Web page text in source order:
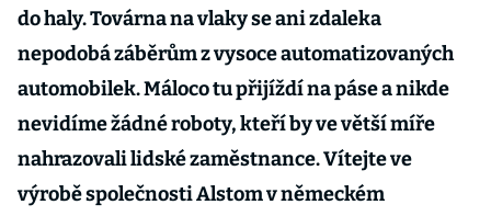
do haly. Továrna na vlaky se ani zdaleka
nepodobá záběrům z vysoce automatizovaných
automobilek. Máloco tu přijíždí na páse a nikde
nevidíme žádné roboty, kteří by ve větší míře
nahrazovali lidské zaměstnance. Vítejte ve
výrobě společnosti Alstom v německém